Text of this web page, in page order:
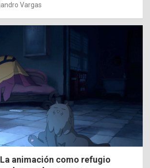
Vargas
animación como refugio